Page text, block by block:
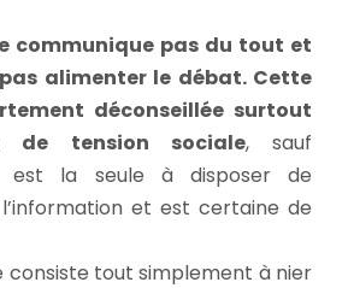
communique pas du tout et
alimenter le débat. Cette
déconseillée surtout
de tension sociale, sauf
est la seule à disposer de
et est certaine de
tout simplement à nier